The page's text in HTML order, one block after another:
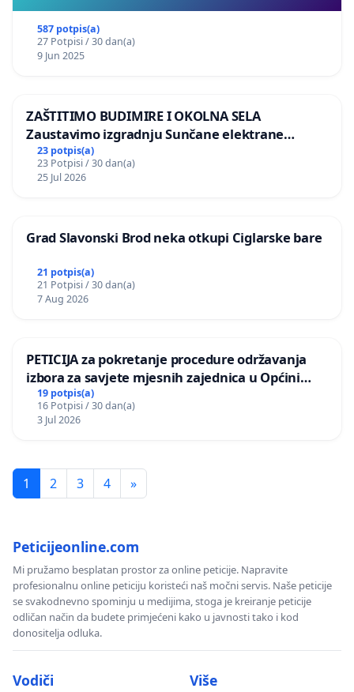
587 potpis(a)
27 Potpisi / 30 dan(a)
9 Jun 2025
ZAŠTITIMO BUDIMIRE I OKOLNA SELA
Zaustavimo izgradnju Sunčane elektrane
Vedrine na području Ugljana
23 potpis(a)
23 Potpisi / 30 dan(a)
25 Jul 2026
Grad Slavonski Brod neka otkupi Ciglarske bare
21 potpis(a)
21 Potpisi / 30 dan(a)
7 Aug 2026
PETICIJA za pokretanje procedure održavanja
izbora za savjete mjesnih zajednica u Općini
Bugojno
19 potpis(a)
16 Potpisi / 30 dan(a)
3 Jul 2026
1 2 3 4 »
Peticijeonline.com
Mi pružamo besplatan prostor za online peticije. Napravite
profesionalnu online peticiju koristeći naš močni servis. Naše peticije
se svakodnevno spominju u medijima, stoga je kreiranje peticije
odličan način da budete primjećeni kako u javnosti tako i kod
donositelja odluka.
Vodiči Više